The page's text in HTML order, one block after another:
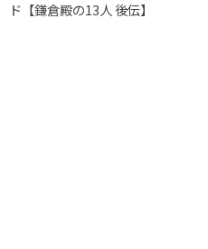
ド【鎌倉殿の13人 後伝】